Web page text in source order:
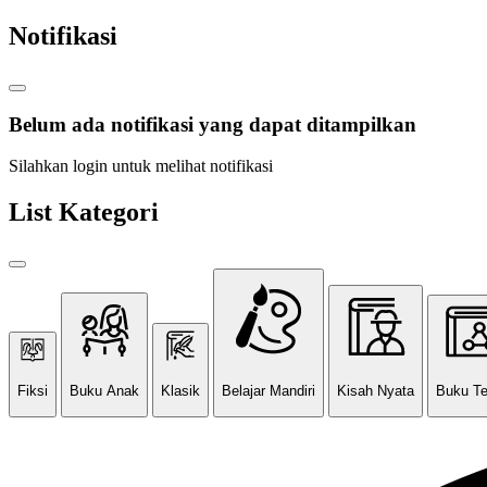
Notifikasi
Belum ada notifikasi yang dapat ditampilkan
Silahkan login untuk melihat notifikasi
List Kategori
Fiksi Buku Anak Klasik Belajar Mandiri Kisah Nyata Buku